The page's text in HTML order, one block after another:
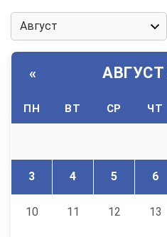
« АВГУСТ
ПН ВТ СР ЧТ
3 4 5 6
10 11 12 13